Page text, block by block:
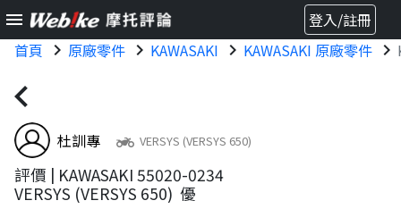
menu
登入/註冊
首頁 chevron_right 原廠零件 chevron_right KAWASAKI chevron_right KAWASAKI 原廠零件 chevron_right
chevron_left
杜訓專 two_wheeler VERSYS (VERSYS 650)
評價 | KAWASAKI 55020-0234
VERSYS (VERSYS 650) 優